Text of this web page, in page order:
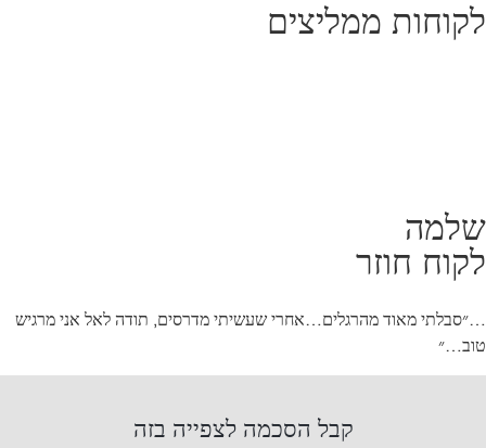
לקוחות ממליצים
שלמה
לקוח חוזר
…״סבלתי מאוד מהרגלים…אחרי שעשיתי מדרסים, תודה לאל אני מרגיש
טוב…״
קבל הסכמה לצפייה בזה